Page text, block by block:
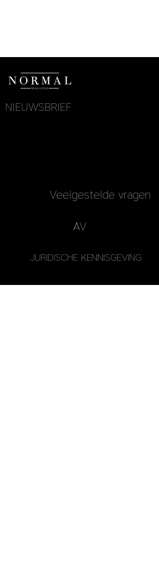
NIEUWSBRIEF
Veelgestelde vragen
AV
JURIDISCHE KENNISGEVING